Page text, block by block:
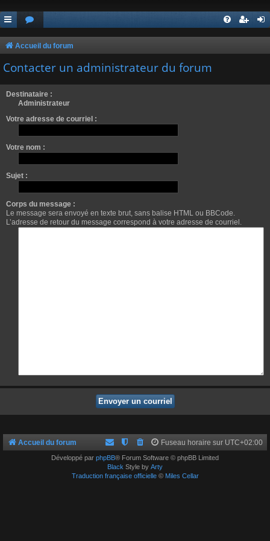
Accueil du forum
Contacter un administrateur du forum
Destinataire :
Administrateur
Votre adresse de courriel :
Votre nom :
Sujet :
Corps du message :
Le message sera envoyé en texte brut, sans balise HTML ou BBCode.
L’adresse de retour du message correspond à votre adresse de courriel.
Accueil du forum Fuseau horaire sur UTC+02:00
Développé par phpBB® Forum Software © phpBB Limited
Black Style by Arty
Traduction française officielle© Miles Cellar